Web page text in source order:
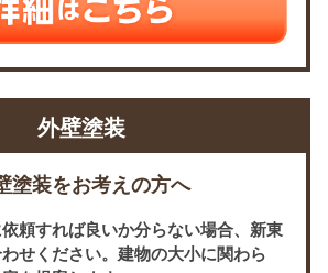
外壁塗装
塗装をお考えの方へ
頼すれば良いか分らない場合、新東
せください。建物の大小に関わら